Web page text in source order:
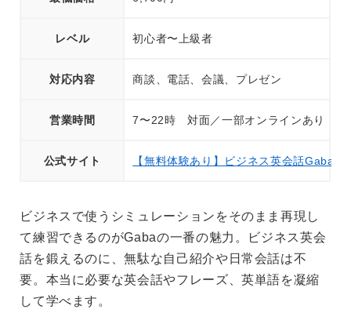
レベル 初心者〜上級者
対応内容 商談、電話、会議、プレゼン
営業時間 7〜22時 対面／一部オンラインあり
公式サイト 【無料体験あり】ビジネス英会話Gabaマ
ビジネスで使うシミュレーションをそのまま再現し
て練習できるのがGabaの一番の魅力。ビジネス英会
話を鍛えるのに、無駄な自己紹介や日常会話は不
要。本当に必要な英会話やフレーズ、英単語を凝縮
して学べます。